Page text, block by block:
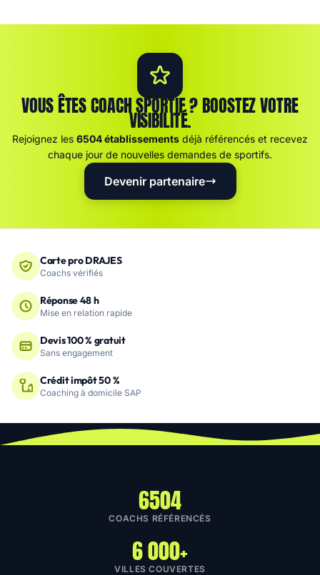
VOUS ÊTES COACH SPORTIF ? BOOSTEZ VOTRE
VISIBILITÉ.
Rejoignez les 6504 établissements déjà référencés et recevez
chaque jour de nouvelles demandes de sportifs.
Devenir partenaire
Carte pro DRAJES
Coachs vérifiés
Réponse 48 h
Mise en relation rapide
Devis 100 % gratuit
Sans engagement
Crédit impôt 50 %
Coaching à domicile SAP
6504
COACHS RÉFÉRENCÉS
6 000+
VILLES COUVERTES